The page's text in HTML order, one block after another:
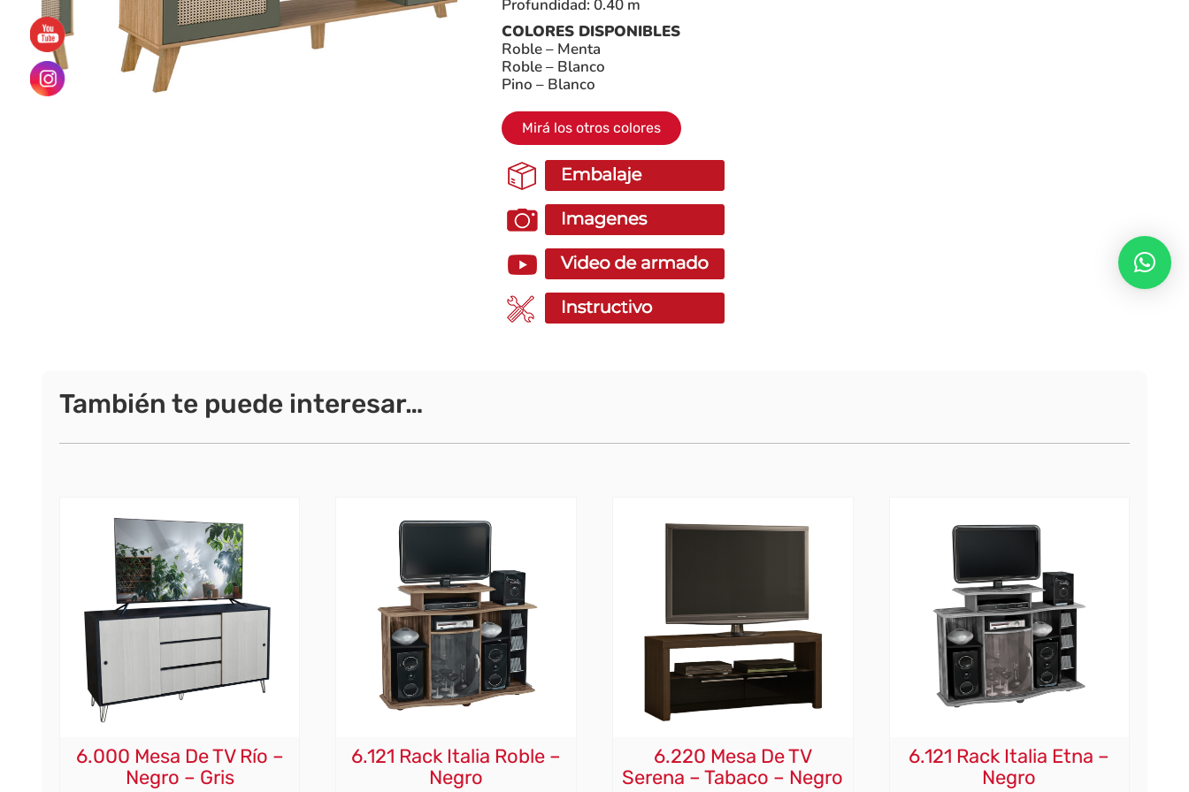
Profundidad: 0.40 m
COLORES DISPONIBLES
Roble – Menta
Roble – Blanco
Pino – Blanco
Mirá los otros colores
También te puede interesar…
6.000 Mesa De TV Río –
Negro – Gris
6.121 Rack Italia Roble –
Negro
6.220 Mesa De TV
Serena – Tabaco – Negro
6.121 Rack Italia Etna –
Negro